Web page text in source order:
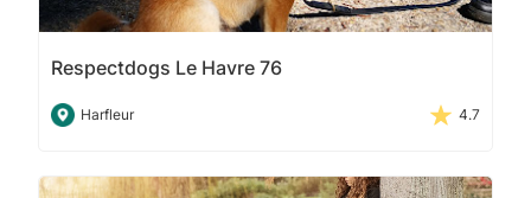
Respectdogs Le Havre 76
Harfleur 4.7